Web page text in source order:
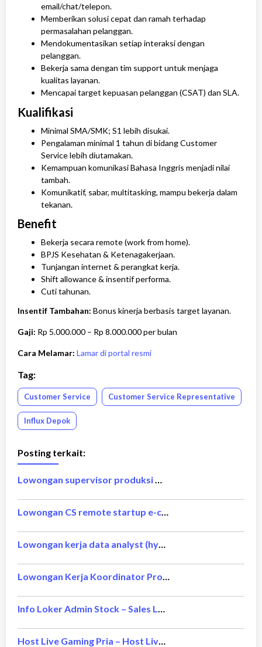
email/chat/telepon.
Memberikan solusi cepat dan ramah terhadap
permasalahan pelanggan.
Mendokumentasikan setiap interaksi dengan
pelanggan.
Bekerja sama dengan tim support untuk menjaga
kualitas layanan.
Mencapai target kepuasan pelanggan (CSAT) dan SLA.
Kualifikasi
Minimal SMA/SMK; S1 lebih disukai.
Pengalaman minimal 1 tahun di bidang Customer
Service lebih diutamakan.
Kemampuan komunikasi Bahasa Inggris menjadi nilai
tambah.
Komunikatif, sabar, multitasking, mampu bekerja dalam
tekanan.
Benefit
Bekerja secara remote (work from home).
BPJS Kesehatan & Ketenagakerjaan.
Tunjangan internet & perangkat kerja.
Shift allowance & insentif performa.
Cuti tahunan.
Insentif Tambahan: Bonus kinerja berbasis target layanan.
Gaji: Rp 5.000.000 – Rp 8.000.000per bulan
Cara Melamar: Lamar di portal resmi
Tag:
Customer Service Customer Service Representative
Influx Depok
Posting terkait:
Lowongan supervisor produksi MM2100 Cikarang Maret 2026
Lowongan CS remote startup e-commerce Maret 2026
Lowongan kerja data analyst (hybrid) BCA Jakarta Maret 2026
Lowongan Kerja Koordinator Proyek & Pengawas Lapangan | PT InnOvia Investa Mandiri
Info Loker Admin Stock – Sales Laptop
Host Live Gaming Pria – Host Live Gaming Wanita